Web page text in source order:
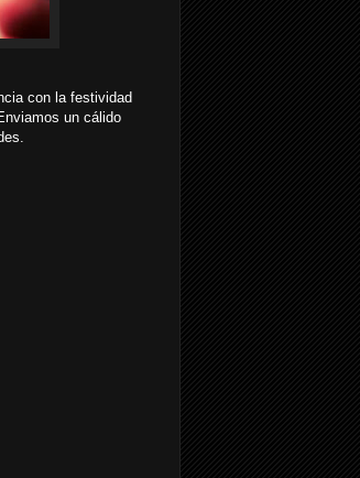
con la festividad
un cálido